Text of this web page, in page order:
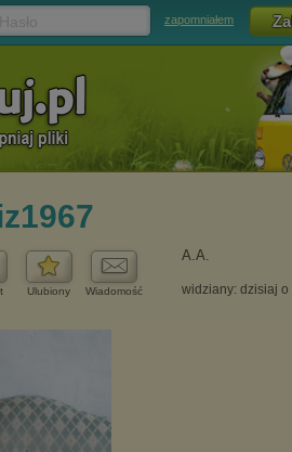
zapomniałem
Ulubiony Wiadomość
A.A.
widziany: dzisiaj o